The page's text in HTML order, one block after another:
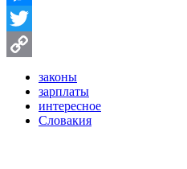
Messenger
Twitter
Link
законы
зарплаты
интересное
Словакия